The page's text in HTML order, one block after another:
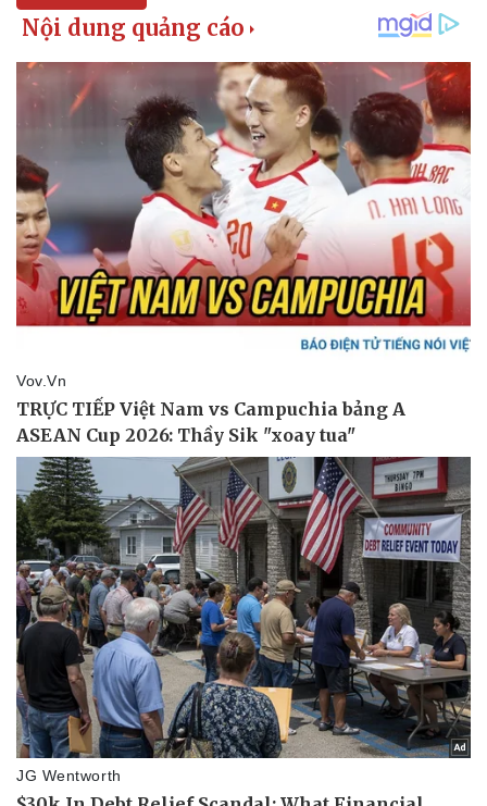
Thể thao
Bóng đá
Lịch thi đấu bóng đá
Thế giới thể thao
eSports
Hậu trường
Ô tô - Xe máy
Ô tô
Xe máy
Tư vấn